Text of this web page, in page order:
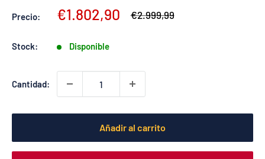
Precio:
Precio
venta
€1.802,90
Precio
€2.999,99
Stock: Disponible
Cantidad:
Añadir al carrito